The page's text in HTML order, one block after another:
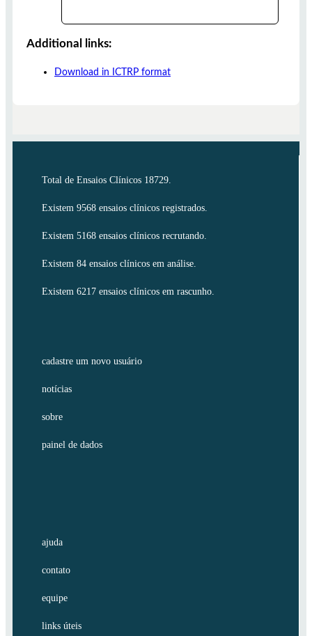
Additional links:
Download in ICTRP format
Total de Ensaios Clínicos 18729.
Existem 9568 ensaios clínicos registrados.
Existem 5168 ensaios clínicos recrutando.
Existem 84 ensaios clínicos em análise.
Existem 6217 ensaios clínicos em rascunho.
cadastre um novo usuário
notícias
sobre
painel de dados
ajuda
contato
equipe
links úteis